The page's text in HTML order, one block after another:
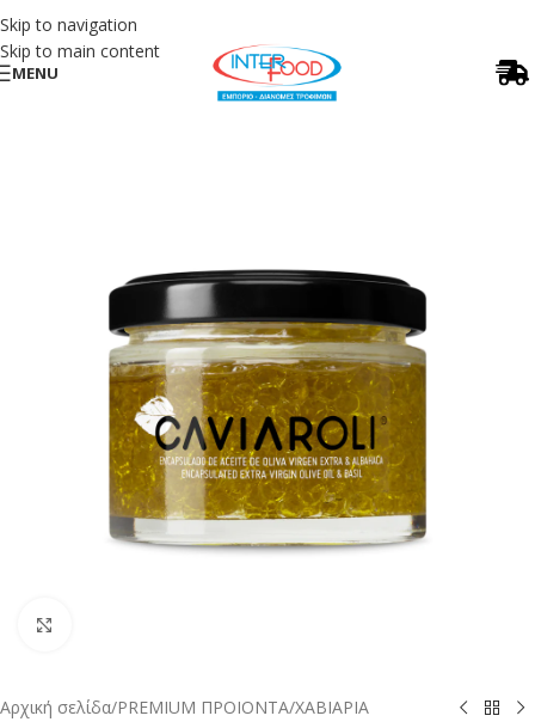
Skip to navigation
Skip to main content
MENU
Αρχική σελίδα/PREMIUM ΠΡΟΙΟΝΤΑ/ΧΑΒΙΑΡΙΑ